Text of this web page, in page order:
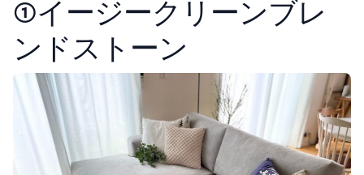
①イージークリーンブレ
ンドストーン